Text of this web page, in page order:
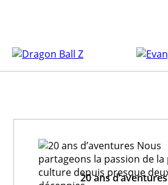
20 ans d’aventures